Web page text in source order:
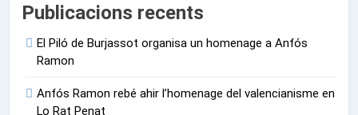
Publicacions recents
El Piló de Burjassot organisa un homenage a Anfós
Ramon
Anfós Ramon rebé ahir l’homenage del valencianisme en
Lo Rat Penat